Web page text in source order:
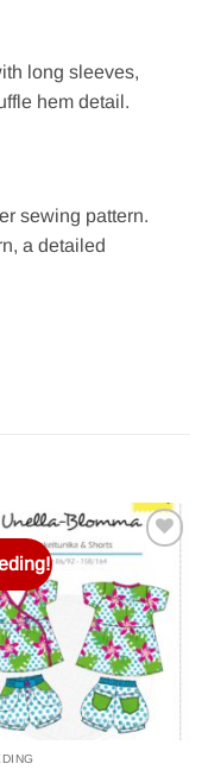
long sleeves,
hem detail.
sewing pattern.
a detailed
aan
verlanglijst